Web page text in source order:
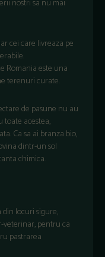
nostri sa nu mai
cei care livreaza pe
Romania este una
terenuri curate.
de pasune nu au
toate acestea,
Ca sa ai branza bio,
dintr-un sol
chimica.
din locuri sigure,
veterinar, pentru ca
pastrarea